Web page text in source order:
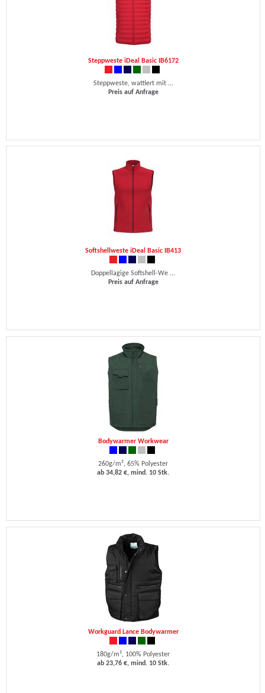
Steppweste iDeal Basic IB6172
Steppweste, wattiert mit ...
Preis auf Anfrage
Softshellweste iDeal Basic IB413
Doppellagige Softshell-We ...
Preis auf Anfrage
Bodywarmer Workwear
260g/m², 65% Polyester
ab 34,82 €, mind. 10 Stk.
Workguard Lance Bodywarmer
180g/m², 100% Polyester
ab 23,76 €, mind. 10 Stk.